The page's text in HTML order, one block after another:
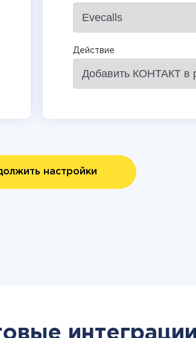
Действие
настройки
интеграции